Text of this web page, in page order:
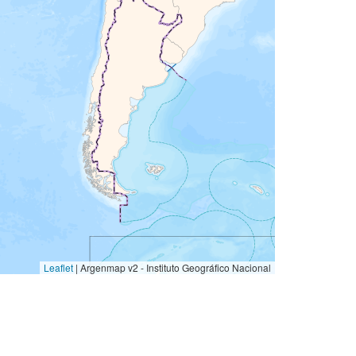
Leaflet | Argenmap v2 - Instituto Geográfico Nacional